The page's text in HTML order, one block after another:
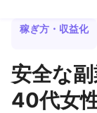
稼ぎ方・収益化
安全な
40代女